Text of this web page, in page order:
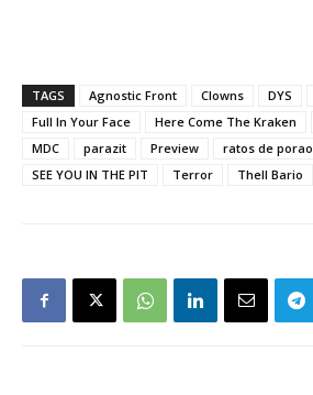
TAGS Agnostic Front Clowns DYS
Full In Your Face
Here Come The Kraken
MDC
parazit Preview ratos de porao
SEE YOU IN THE PIT
Terror Thell Bario